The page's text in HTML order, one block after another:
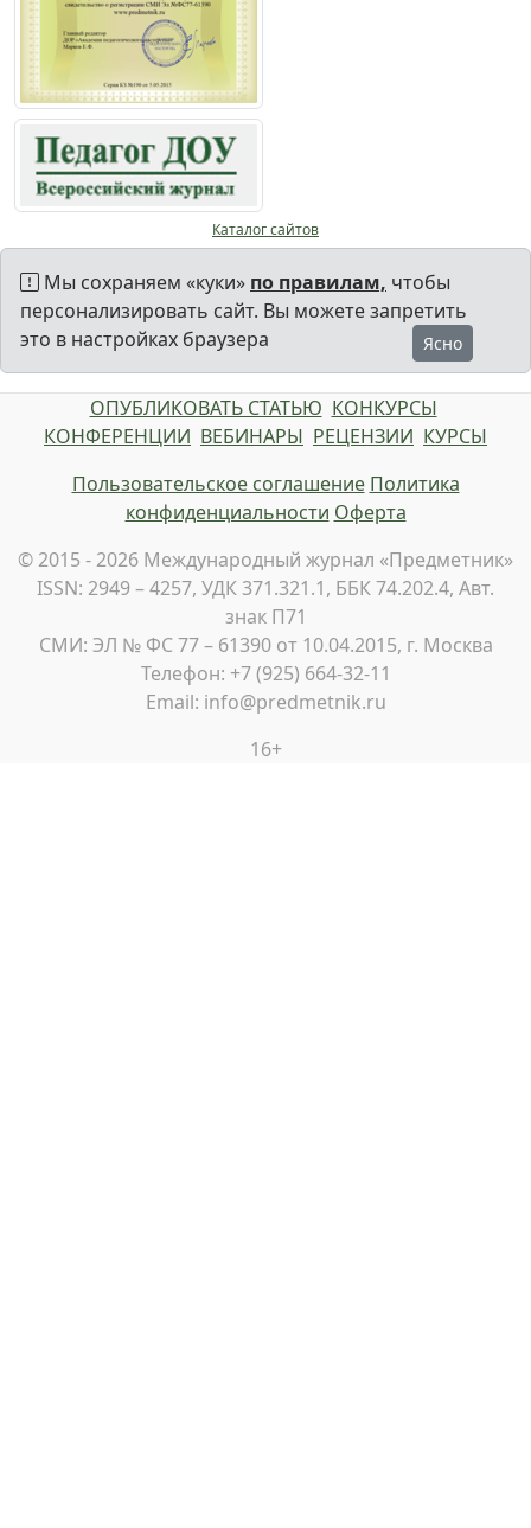
Каталог сайтов
Мы сохраняем «куки» по правилам, чтобы
персонализировать сайт. Вы можете запретить
это в настройках браузера
Ясно
ОПУБЛИКОВАТЬ СТАТЬЮ КОНКУРСЫ
КОНФЕРЕНЦИИ ВЕБИНАРЫ РЕЦЕНЗИИ КУРСЫ
Пользовательское соглашение Политика
конфиденциальности Оферта
© 2015 - 2026 Международный журнал «Предметник»
ISSN: 2949 – 4257, УДК 371.321.1, ББК 74.202.4, Авт.
знак П71
СМИ: ЭЛ № ФС 77 – 61390 от 10.04.2015, г. Москва
Телефон: +7 (925) 664-32-11
Email: info@predmetnik.ru
16+